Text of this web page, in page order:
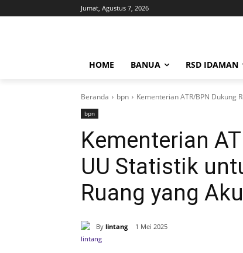
Jumat, Agustus 7, 2026
HOME BANUA RSD IDAMAN
Beranda bpn Kementerian ATR/BPN Dukung
bpn
Kementerian
UU Statistik
Ruang yang
By lintang 1 Mei 2025